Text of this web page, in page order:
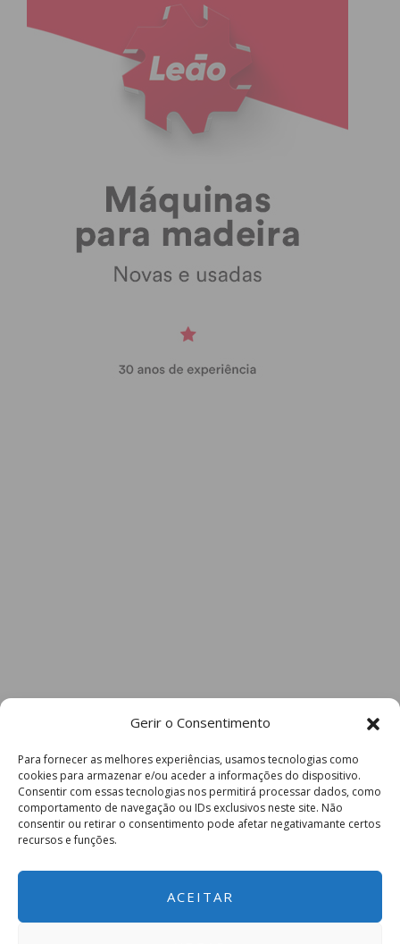
Gerir o Consentimento
Para fornecer as melhores experiências, usamos tecnologias como
cookies para armazenar e/ou aceder a informações do dispositivo.
Consentir com essas tecnologias nos permitirá processar dados, como
comportamento de navegação ou IDs exclusivos neste site. Não
consentir ou retirar o consentimento pode afetar negativamante certos
recursos e funções.
ACEITAR